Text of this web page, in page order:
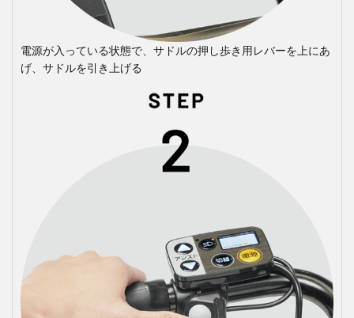
電源が入っている状態で、サドルの押し歩き用レバーを上にあ
げ、サドルを引き上げる